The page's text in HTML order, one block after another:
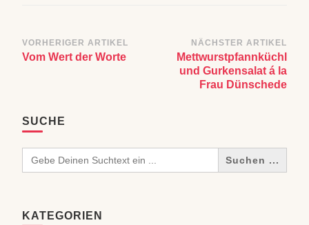
Beitragsnavigation
VORHERIGER ARTIKEL
Vom Wert der Worte
NÄCHSTER ARTIKEL
Mettwurstpfannküchl
und Gurkensalat á la
Frau Dünschede
SUCHE
Search
for:
KATEGORIEN